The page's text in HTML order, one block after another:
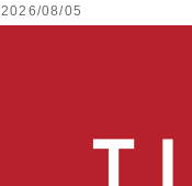
2026/08/05